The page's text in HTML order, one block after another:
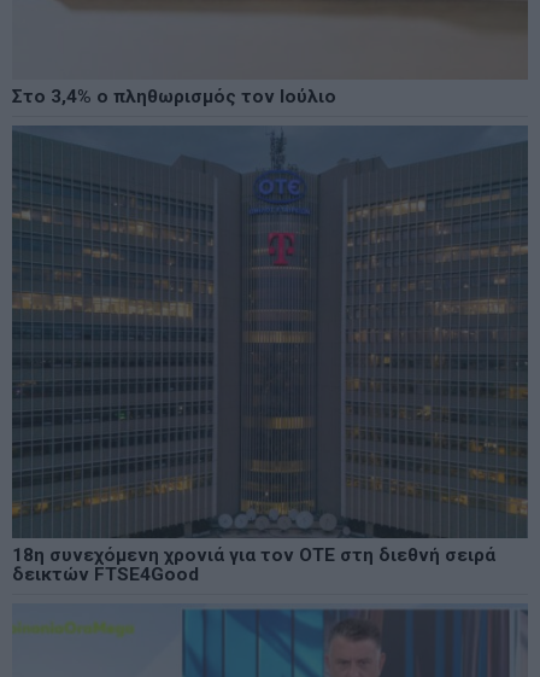
Στο 3,4% ο πληθωρισμός τον Ιούλιο
18η συνεχόμενη χρονιά για τον ΟΤΕ στη διεθνή σειρά
δεικτών FTSE4Good